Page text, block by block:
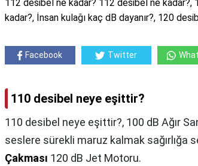
112 desibel ne kadar? 112 desibel ne
kadar?, İnsan kulağı kaç dB dayanır?, 120
Facebook Twitter
110 desibel neye eşittir?
110 desibel neye eşittir?, 100 dB Ağır
seslere sürekli maruz kalmak sağırlığa
Çakması 120 dB Jet Motoru.